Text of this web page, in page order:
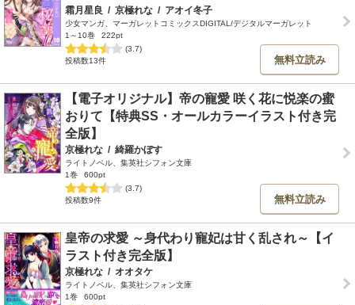
霜月星良 / 京極れな / アオイ冬子
少女マンガ、マーガレットコミックスDIGITAL/デジタルマーガレット
1～10巻
222pt
(3.7)
投稿数13件
無料立読み
【電子オリジナル】帝の寵愛 咲く花に悦楽の蜜
おりて【特典SS・オールカラーイラスト付き完
全版】
京極れな / 綺羅かぼす
ライトノベル、集英社シフォン文庫
1巻
600pt
(3.7)
投稿数9件
無料立読み
皇帝の求愛 ～身代わり寵妃は甘く乱され～【イ
ラスト付き完全版】
京極れな / オオタケ
ライトノベル、集英社シフォン文庫
1巻
600pt